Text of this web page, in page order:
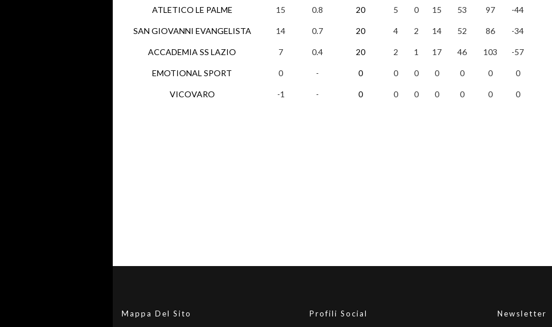
ATLETICO LE PALME
SAN GIOVANNI EVANGELISTA
ACCADEMIA SS LAZIO
EMOTIONAL SPORT
VICOVARO
15 0.8 20 5 0 15 53 97 -44
14 0.7 20 4 2 14 52 86 -34
7 0.4 20 2 1 17 46 103 -57
0 - 0 0 0 0 0 0 0
-1 - 0 0 0 0 0 0 0
Mappa Del Sito Profili Social Newsletter